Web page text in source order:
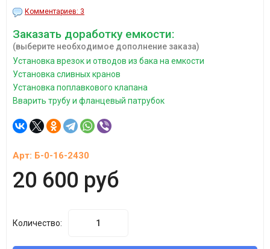
Комментариев: 3
Заказать доработку емкости:
(выберите необходимое дополнение заказа)
Установка врезок и отводов из бака на емкости
Установка сливных кранов
Установка поплавкового клапана
Вварить трубу и фланцевый патрубок
Арт: Б-0-16-2430
20 600 руб
Количество: